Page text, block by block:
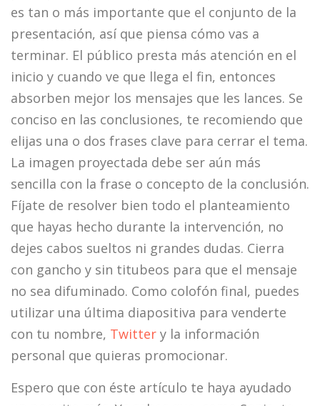
es tan o más importante que el conjunto de la
presentación, así que piensa cómo vas a
terminar. El público presta más atención en el
inicio y cuando ve que llega el fin, entonces
absorben mejor los mensajes que les lances. Se
conciso en las conclusiones, te recomiendo que
elijas una o dos frases clave para cerrar el tema.
La imagen proyectada debe ser aún más
sencilla con la frase o concepto de la conclusión.
Fíjate de resolver bien todo el planteamiento
que hayas hecho durante la intervención, no
dejes cabos sueltos ni grandes dudas. Cierra
con gancho y sin titubeos para que el mensaje
no sea difuminado. Como colofón final, puedes
utilizar una última diapositiva para venderte
con tu nombre, Twitter y la información
personal que quieras promocionar.
Espero que con éste artículo te haya ayudado